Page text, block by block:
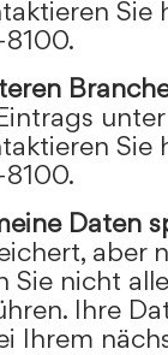
Sie
Sie
Daten
aber
Sie nicht
Ihre
Ihrem